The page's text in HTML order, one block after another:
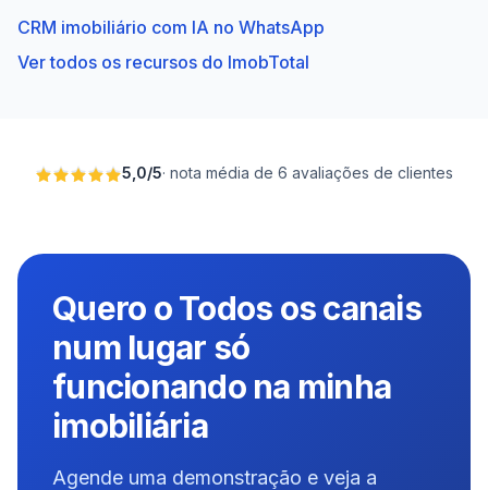
CRM imobiliário com IA no WhatsApp
Ver todos os recursos do ImobTotal
5,0/5· nota média de 6 avaliações de clientes
Quero o Todos os canais
num lugar só
funcionando na minha
imobiliária
Agende uma demonstração e veja a